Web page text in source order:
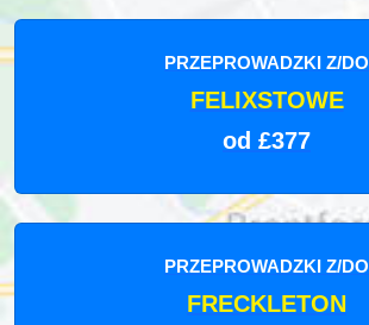
PRZEPROWADZKI Z/DO
FELIXSTOWE
od £377
PRZEPROWADZKI Z/DO
FRECKLETON